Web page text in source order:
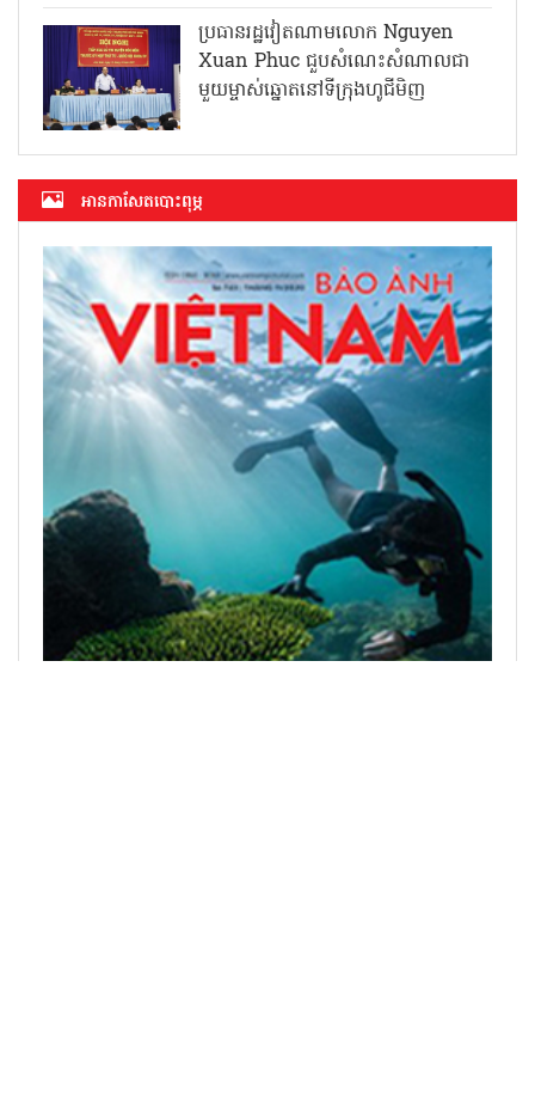
ប្រធានរដ្ឋវៀតណាមលោក Nguyen
Xuan Phuc ជួបសំណេះសំណាលជា
មួយម្ចាស់ឆ្នោតនៅទីក្រុងហូជីមិញ
អាន​កាសែត​បោះពុម្ភ